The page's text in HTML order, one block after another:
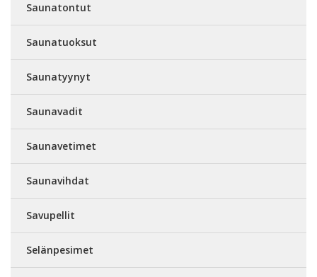
Saunatontut
Saunatuoksut
Saunatyynyt
Saunavadit
Saunavetimet
Saunavihdat
Savupellit
Selänpesimet